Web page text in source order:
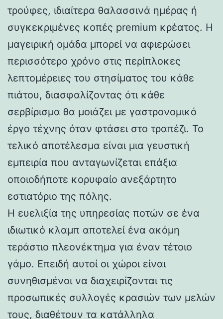
τρούφες, ιδιαίτερα θαλασσινά ημέρας ή
συγκεκριμένες κοπές premium κρέατος. Η
μαγειρική ομάδα μπορεί να αφιερώσει
περισσότερο χρόνο στις περίπλοκες
λεπτομέρειες του στησίματος του κάθε
πιάτου, διασφαλίζοντας ότι κάθε
σερβίρισμα θα μοιάζει με γαστρονομικό
έργο τέχνης όταν φτάσει στο τραπέζι. Το
τελικό αποτέλεσμα είναι μια γευστική
εμπειρία που ανταγωνίζεται επάξια
οποιοδήποτε κορυφαίο ανεξάρτητο
εστιατόριο της πόλης.
Η ευελιξία της υπηρεσίας ποτών σε ένα
ιδιωτικό κλαμπ αποτελεί ένα ακόμη
τεράστιο πλεονέκτημα για έναν τέτοιο
γάμο. Επειδή αυτοί οι χώροι είναι
συνηθισμένοι να διαχειρίζονται τις
προσωπικές συλλογές κρασιών των μελών
τους, διαθέτουν τα κατάλληλα